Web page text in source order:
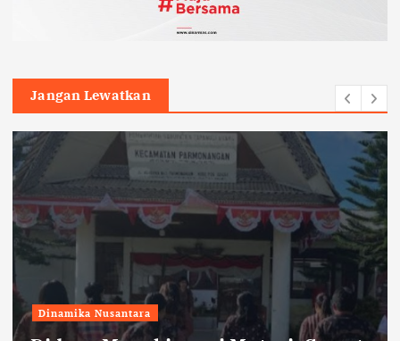
Jangan Lewatkan
Edukasi kesehatan